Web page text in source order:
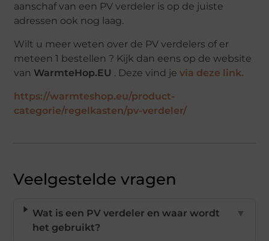
aanschaf van een PV verdeler is op de juiste
adressen ook nog laag.
Wilt u meer weten over de PV verdelers of er
meteen 1 bestellen ? Kijk dan eens op de website
van WarmteHop.EU . Deze vind je via deze link.
https://warmteshop.eu/product-
categorie/regelkasten/pv-verdeler/
Veelgestelde vragen
Wat is een PV verdeler en waar wordt
het gebruikt?
▼